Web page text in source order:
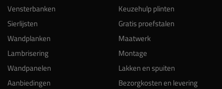
Vensterbanken
Sierlijsten
Wandplanken
Lambrisering
Wandpanelen
Aanbiedingen
Keuzehulp plinten
Gratis proefstalen
Maatwerk
Montage
Lakken en spuiten
Bezorgkosten en levering